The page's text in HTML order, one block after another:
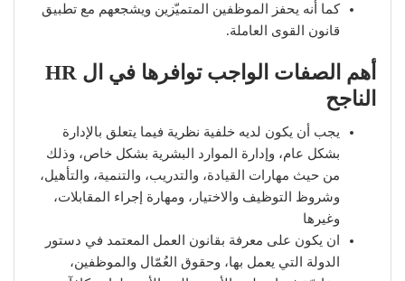
كما أنه يحفز الموظفين المتميّزين ويشجعهم مع تطبيق
قانون القوى العاملة.
أهم الصفات الواجب توافرها في ال HR
الناجح
يجب أن يكون لديه خلفية نظرية فيما يتعلق بالإدارة
بشكل عام، وإدارة الموارد البشرية بشكل خاص، وذلك
من حيث مهارات القيادة، والتدريب، والتنمية، والتأهيل،
وشروظ التوظيف والاختيار، ومهارة إجراء المقابلات،
وغيرها
ان يكون على معرفة بقانون العمل المعتمد في دستور
الدولة التي يعمل بها، وحقوق العُمّال والموظفين،